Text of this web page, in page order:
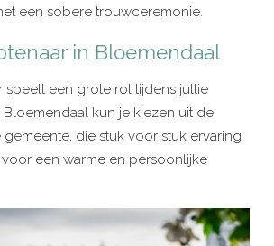
een sobere trouwceremonie.
in Bloemendaal
speelt een grote rol tijdens jullie
kun je kiezen uit de
die stuk voor stuk ervaring
een warme en persoonlijke